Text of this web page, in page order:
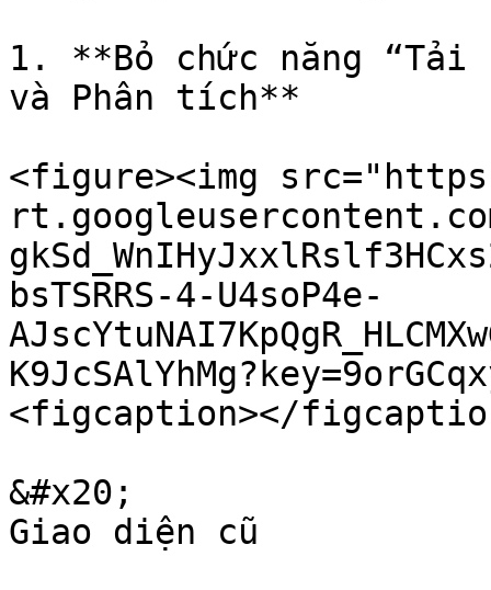
1. **Bỏ chức năng “Tải
và Phân tích**
<figure><img
bsTSRRS-4-U4soP4e-
<figcaption></
&#x20;
Giao diện cũ